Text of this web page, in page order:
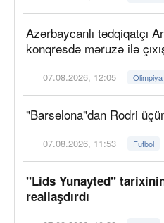
Azərbaycanlı tədqiqatçı
konqresdə məruzə ilə
07.08.2026, 12:05 Olimpiya
"Barselona"dan Rodri
07.08.2026, 11:53 Futbol
"Lids Yunayted"
reallaşdırdı